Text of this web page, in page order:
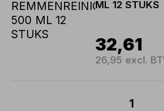
ML 12 STUKS
32,61
26,95 excl.
1